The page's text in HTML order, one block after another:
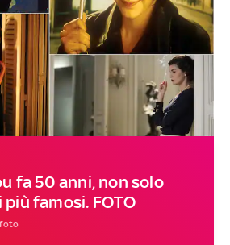
fa 50 anni, non solo
famosi. FOTO
foto